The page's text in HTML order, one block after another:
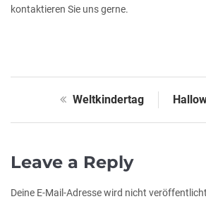
kontaktieren Sie uns gerne.
Weltkindertag
Leave a Reply
Deine E-Mail-Adresse wird nicht